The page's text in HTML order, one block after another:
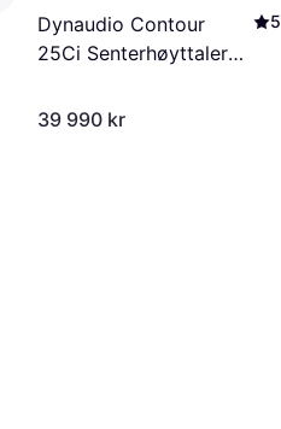
Dynaudio Contour
25Ci Senterhøyttaler
5
39 990 kr